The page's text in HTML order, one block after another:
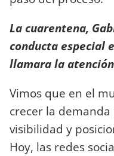
La cuarentena,
conducta especial
llamara la
Vimos que en el
crecer la
visibilidad y
Hoy, las redes